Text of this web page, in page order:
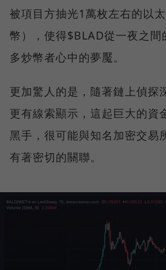
被項目方抽光1萬枚左右的以
幣），使得$BLAD從一夜之間
多炒幣者心中的夢魘。
更加驚人的是，隨著鏈上偵探
更有線索顯示，這起巨大的資
黑手，很可能與知名加密交易
有著密切的關聯。